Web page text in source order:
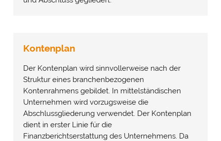
Kontenplan
Der Kontenplan wird sinnvollerweise nach der
Struktur eines branchenbezogenen
Kontenrahmens gebildet. In mittelständischen
Unternehmen wird vorzugsweise die
Abschlussgliederung verwendet. Der Kontenplan
dient in erster Linie für die
Finanzberichtserstattung des Unternehmens. Da